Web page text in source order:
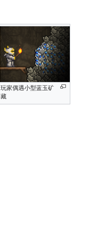
玩家偶遇小型蓝玉矿
藏